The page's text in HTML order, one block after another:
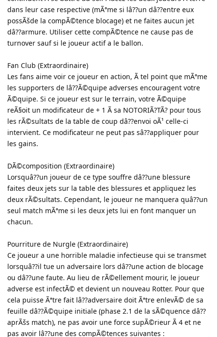
dans leur case respective (mÃªme si lâ??un dâ??entre eux
possÃšde la compÃ©tence blocage) et ne faites aucun jet
dâ??armure. Utiliser cette compÃ©tence ne cause pas de
turnover sauf si le joueur actif a le ballon.
Fan Club (Extraordinaire)
Les fans aime voir ce joueur en action, Ã tel point que mÃªme
les supporters de lâ??Ã©quipe adverses encouragent votre
Ã©quipe. Si ce joueur est sur le terrain, votre Ã©quipe
reÃ§oit un modificateur de + 1 Ã sa NOTORIÃ?TÃ? pour tous
les rÃ©sultats de la table de coup dâ??envoi oÃ¹ celle-ci
intervient. Ce modificateur ne peut pas sâ??appliquer pour
les gains.
DÃ©composition (Extraordinaire)
Lorsquâ??un joueur de ce type souffre dâ??une blessure
faites deux jets sur la table des blessures et appliquez les
deux rÃ©sultats. Cependant, le joueur ne manquera quâ??un
seul match mÃªme si les deux jets lui en font manquer un
chacun.
Pourriture de Nurgle (Extraordinaire)
Ce joueur a une horrible maladie infectieuse qui se transmet
lorsquâ??il tue un adversaire lors dâ??une action de blocage
ou dâ??une faute. Au lieu de rÃ©ellement mourir, le joueur
adverse est infectÃ© et devient un nouveau Rotter. Pour que
cela puisse Ãªtre fait lâ??adversaire doit Ãªtre enlevÃ© de sa
feuille dâ??Ã©quipe initiale (phase 2.1 de la sÃ©quence dâ??
aprÃšs match), ne pas avoir une force supÃ©rieur Ã 4 et ne
pas avoir lâ??une des compÃ©tences suivantes :